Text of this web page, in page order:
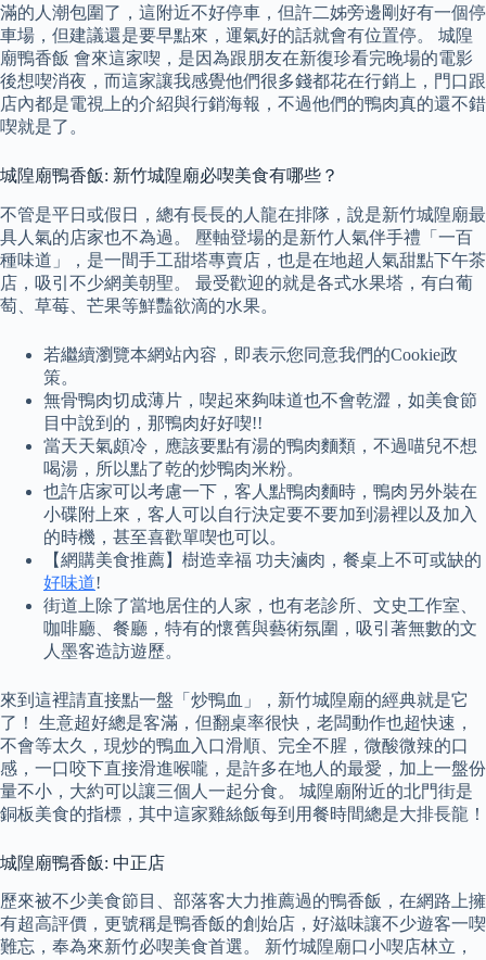
滿的人潮包圍了，這附近不好停車，但許二姊旁邊剛好有一個停
車場，但建議還是要早點來，運氣好的話就會有位置停。 城隍
廟鴨香飯 會來這家喫，是因為跟朋友在新復珍看完晚場的電影
後想喫消夜，而這家讓我感覺他們很多錢都花在行銷上，門口跟
店內都是電視上的介紹與行銷海報，不過他們的鴨肉真的還不錯
喫就是了。
城隍廟鴨香飯: 新竹城隍廟必喫美食有哪些？
不管是平日或假日，總有長長的人龍在排隊，說是新竹城隍廟最
具人氣的店家也不為過。 壓軸登場的是新竹人氣伴手禮「一百
種味道」，是一間手工甜塔專賣店，也是在地超人氣甜點下午茶
店，吸引不少網美朝聖。 最受歡迎的就是各式水果塔，有白葡
萄、草莓、芒果等鮮豔欲滴的水果。
若繼續瀏覽本網站內容，即表示您同意我們的Cookie政
策。
無骨鴨肉切成薄片，喫起來夠味道也不會乾澀，如美食節
目中說到的，那鴨肉好好喫!!
當天天氣頗冷，應該要點有湯的鴨肉麵類，不過喵兒不想
喝湯，所以點了乾的炒鴨肉米粉。
也許店家可以考慮一下，客人點鴨肉麵時，鴨肉另外裝在
小碟附上來，客人可以自行決定要不要加到湯裡以及加入
的時機，甚至喜歡單喫也可以。
【網購美食推薦】樹造幸福 功夫滷肉，餐桌上不可或缺的
好味道!
街道上除了當地居住的人家，也有老診所、文史工作室、
咖啡廳、餐廳，特有的懷舊與藝術氛圍，吸引著無數的文
人墨客造訪遊歷。
來到這裡請直接點一盤「炒鴨血」，新竹城隍廟的經典就是它
了！ 生意超好總是客滿，但翻桌率很快，老闆動作也超快速，
不會等太久，現炒的鴨血入口滑順、完全不腥，微酸微辣的口
感，一口咬下直接滑進喉嚨，是許多在地人的最愛，加上一盤份
量不小，大約可以讓三個人一起分食。 城隍廟附近的北門街是
銅板美食的指標，其中這家雞絲飯每到用餐時間總是大排長龍！
城隍廟鴨香飯: 中正店
歷來被不少美食節目、部落客大力推薦過的鴨香飯，在網路上擁
有超高評價，更號稱是鴨香飯的創始店，好滋味讓不少遊客一喫
難忘，奉為來新竹必喫美食首選。 新竹城隍廟口小喫店林立，